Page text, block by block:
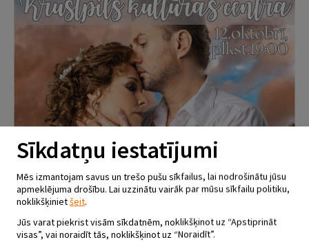
Sīkdatņu iestatījumi
Mēs izmantojam savus un trešo pušu sīkfailus, lai nodrošinātu jūsu
apmeklējuma drošību. Lai uzzinātu vairāk par mūsu sīkfailu politiku,
noklikšķinietšeit.
Jūs varat piekrist visām sīkdatnēm, noklikšķinot uz “Apstiprināt
visas”, vai noraidīt tās, noklikšķinot uz “Noraidīt”.